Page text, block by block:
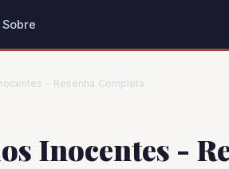
Sobre
- Resenha Completa
Inocentes -